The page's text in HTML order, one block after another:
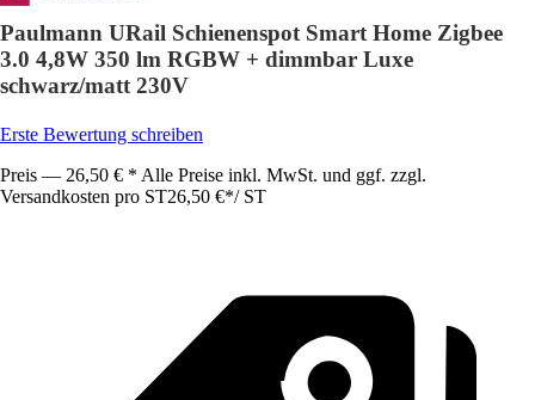
Paulmann URail Schienenspot Smart Home Zigbee
3.0 4,8W 350 lm RGBW + dimmbar Luxe
schwarz/matt 230V
Erste Bewertung schreiben
Preis — 26,50 € * Alle Preise inkl. MwSt. und ggf. zzgl.
Versandkosten pro ST26,50 €*/ ST